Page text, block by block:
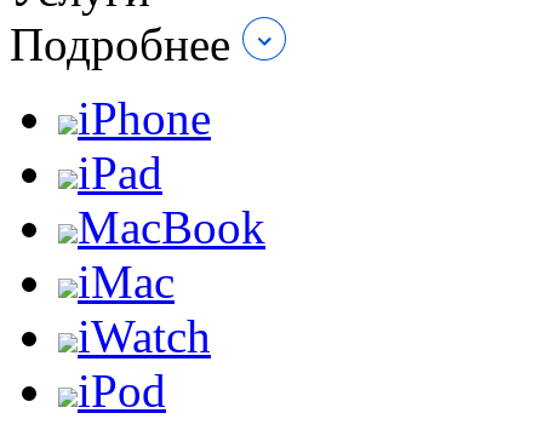
Подробнее
iPhone
iPad
MacBook
iMac
iWatch
iPod